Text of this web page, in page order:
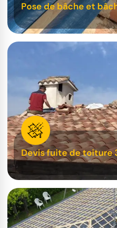
Pose de bâche et
Devis fuite de toiture